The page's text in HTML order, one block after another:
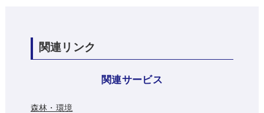
関連リンク
関連サービス
森林・環境